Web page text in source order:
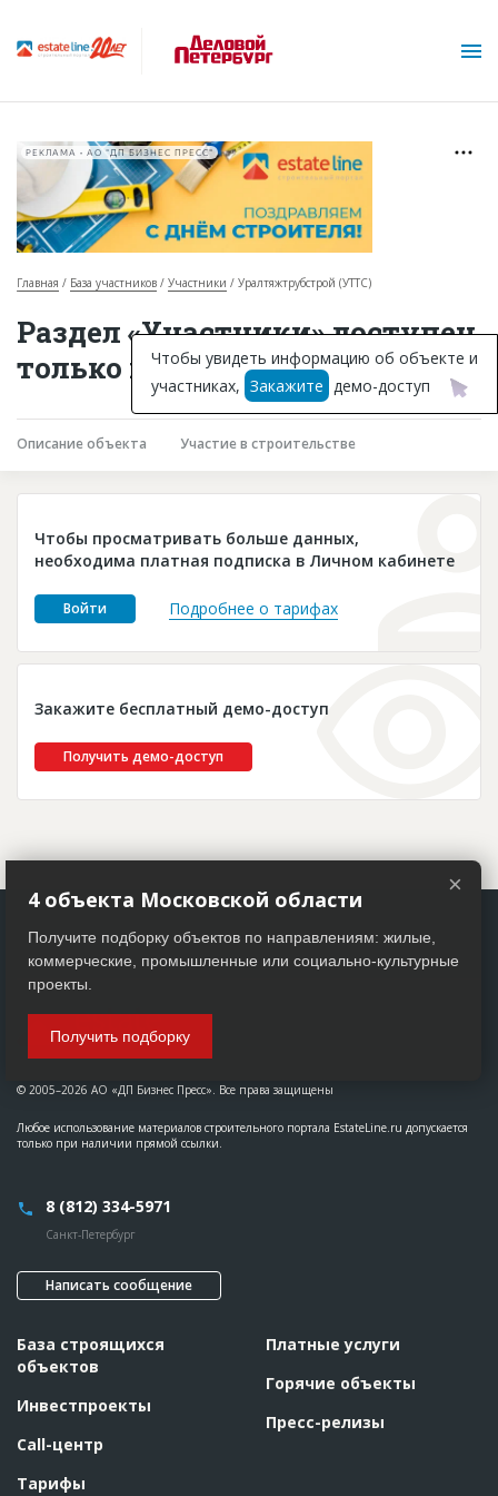
Горячие объекты
База строящихся объектов
Инвестпроекты
Глоссарий
Платные услуги
Пресс-релизы
РЕКЛАМА • АО "ДП БИЗНЕС ПРЕСС"
Главная База участников Участники Уралтяжтрубстрой (УТТС)
Раздел «Участники» доступен
только подписчикам
Описание объекта Участие в строительстве
Чтобы просматривать больше данных,
необходима платная подписка в Личном кабинете
Войти Подробнее о тарифах
Закажите бесплатный демо-доступ
Получить демо-доступ
Чтобы увидеть информацию об объекте и
участниках, Закажите демо-доступ
© 2005–2026 АО «ДП Бизнес Пресс». Все права защищены
Любое использование материалов строительного портала EstateLine.ru допускается
только при наличии прямой ссылки.
8 (812) 334-5971
Санкт-Петербург
Написать сообщение
База строящихся
объектов
Инвестпроекты
Call-центр
Тарифы
Платные услуги
Горячие объекты
Пресс-релизы
×
4 объекта Московской области
Получите подборку объектов по направлениям: жилые,
коммерческие, промышленные или социально-культурные
проекты.
Получить подборку